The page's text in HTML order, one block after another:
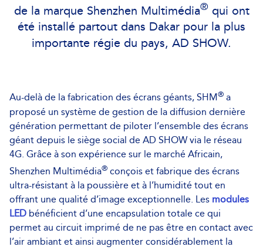
de la marque Shenzhen Multimédia® qui ont
été installé partout dans Dakar pour la plus
importante régie du pays, AD SHOW.
Au-delà de la fabrication des écrans géants, SHM® a
proposé un système de gestion de la diffusion dernière
génération permettant de piloter l’ensemble des écrans
géant depuis le siège social de AD SHOW via le réseau
4G. Grâce à son expérience sur le marché Africain,
Shenzhen Multimédia® conçois et fabrique des écrans
ultra-résistant à la poussière et à l’humidité tout en
offrant une qualité d’image exceptionnelle. Les modules
LED bénéficient d’une encapsulation totale ce qui
permet au circuit imprimé de ne pas être en contact avec
l’air ambiant et ainsi augmenter considérablement la